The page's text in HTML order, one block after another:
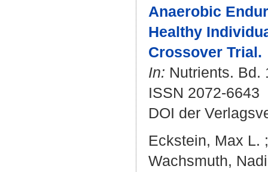
Anaerobic
Healthy
Crossover Trial.
In: Nutrients. Bd.
ISSN 2072-6643
DOI der
Eckstein, Max L.
Wachsmuth,